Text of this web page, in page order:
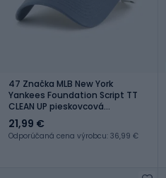
47 Značka MLB New York
Yankees Foundation Script TT
CLEAN UP pieskovcová
baseballová čiapka
21,99 €
Odporúčaná cena výrobcu: 36,99 €